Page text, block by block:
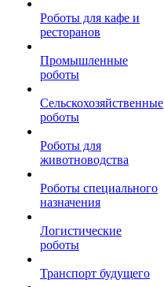
Роботы для кафе и
ресторанов
Промышленные
роботы
Сельскохозяйственные
роботы
Роботы для
животноводства
Роботы специального
назначения
Логистические
роботы
Транспорт будущего